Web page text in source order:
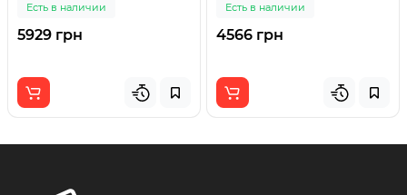
Есть в наличии
5929 грн
Есть в наличии
4566 грн